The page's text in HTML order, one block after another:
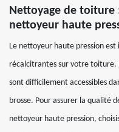
Nettoyage de
nettoyeur haute
Le nettoyeur haute pression est
récalcitrantes sur votre toiture.
sont difficilement accessibles
brosse. Pour assurer la qualité
nettoyeur haute pression,